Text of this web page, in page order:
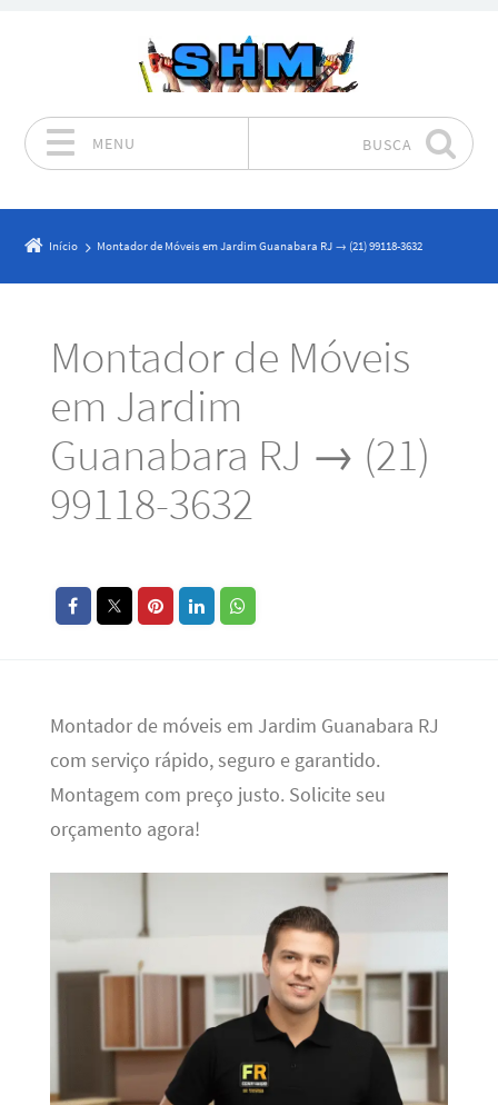
MENU BUSCA
Início Montador de Móveis em Jardim Guanabara RJ → (21) 99118-3632
Montador de Móveis
em Jardim
Guanabara RJ → (21)
99118-3632
Montador de móveis em Jardim Guanabara RJ
com serviço rápido, seguro e garantido.
Montagem com preço justo. Solicite seu
orçamento agora!